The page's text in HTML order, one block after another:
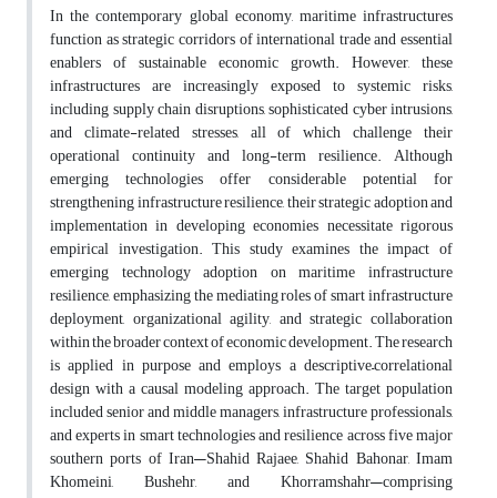
In the contemporary global economy, maritime infrastructures
function as strategic corridors of international trade and essential
enablers of sustainable economic growth. However, these
infrastructures are increasingly exposed to systemic risks,
including supply chain disruptions, sophisticated cyber intrusions,
and climate-related stresses, all of which challenge their
operational continuity and long-term resilience. Although
emerging technologies offer considerable potential for
strengthening infrastructure resilience, their strategic adoption and
implementation in developing economies necessitate rigorous
empirical investigation. This study examines the impact of
emerging technology adoption on maritime infrastructure
resilience, emphasizing the mediating roles of smart infrastructure
deployment, organizational agility, and strategic collaboration
within the broader context of economic development. The research
is applied in purpose and employs a descriptive–correlational
design with a causal modeling approach. The target population
included senior and middle managers, infrastructure professionals,
and experts in smart technologies and resilience across five major
southern ports of Iran—Shahid Rajaee, Shahid Bahonar, Imam
Khomeini, Bushehr, and Khorramshahr—comprising